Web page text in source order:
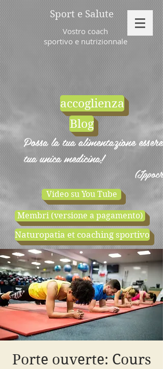
Sport e Salute
Vostro coach
sportivo e nutrizionnale
accoglienza
Blog
Possa la tua alimentazione essere
tua unica medicina!
Video su You Tube
Membri (versione a pagamento)
Naturopatia et coaching sportivo
cours d'essai negozio
Porte ouverte: Cours